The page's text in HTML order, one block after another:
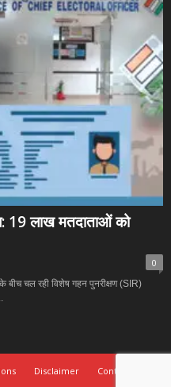
19 लाख मतदाताओं को
0
बीच चल रही विशेष गहन पुनरीक्षण (SIR)
Disclaimer Contact Us